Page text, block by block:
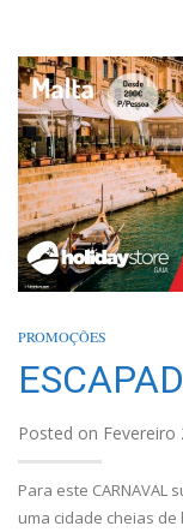
PROMOÇÕES
Posted on Fevereiro
Para este CARNAVAL
uma cidade cheias